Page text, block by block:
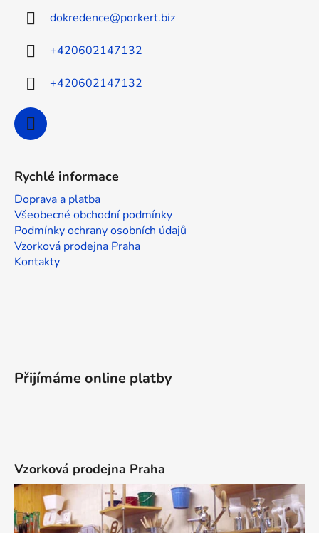
dokredence@porkert.biz
+420602147132
+420602147132
Rychlé informace
Doprava a platba
Všeobecné obchodní podmínky
Podmínky ochrany osobních údajů
Vzorková prodejna Praha
Kontakty
Přijímáme online platby
Vzorková prodejna Praha